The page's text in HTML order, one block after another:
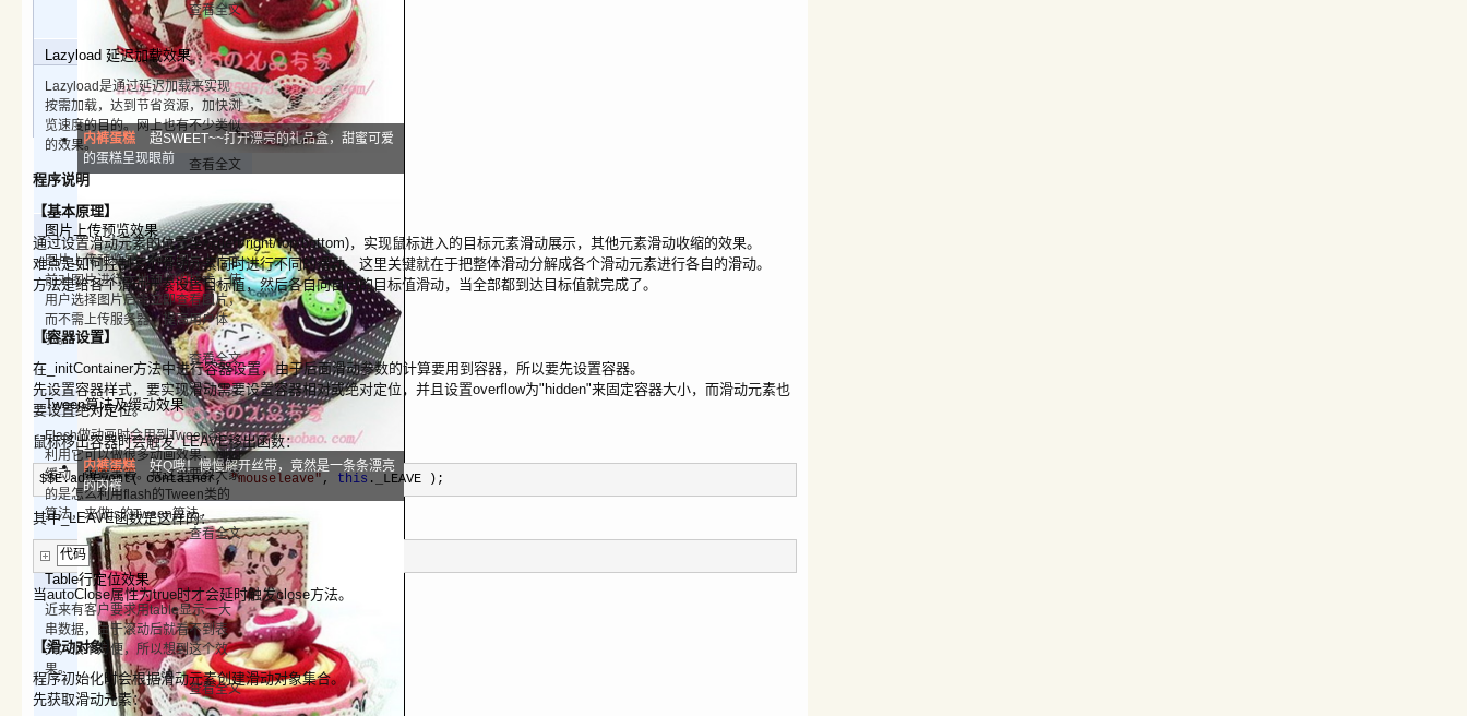
内裤蛋糕
超SWEET~~打开漂亮的礼品盒，甜蜜可爱
的蛋糕呈现眼前
内裤蛋糕
好Q哦！慢慢解开丝带，竟然是一条条漂亮
的内裤
查看全文
Lazyload 延迟加载效果
Lazyload是通过延迟加载来实现
按需加载，达到节省资源，加快浏
览速度的目的。网上也有不少类似
的效果。
查看全文
图片上传预览效果
图片上传预览是一种在图片上传之
前对图片进行本地预览的技术。使
用户选择图片后能立即查看图片，
而不需上传服务器，提高用户体
验。
查看全文
Tween算法及缓动效果
Flash做动画时会用到Tween类，
利用它可以做很多动画效果，例如
缓动、弹簧等等。我这里要教大家
的是怎么利用flash的Tween类的
算法，来做js的Tween算法。
查看全文
Table行定位效果
近来有客户要求用table显示一大
串数据，由于滚动后就看不到表
头，很不方便，所以想到这个效
果。
查看全文
程序说明
【基本原理】
通过设置滑动元素的位置坐标(left/right/top/bottom)，实现鼠标进入的目标元素滑动展示，其他元素滑动收缩的效果。
难点是如何控制多个滑动元素同时进行不同的滑动，这里关键就在于把整体滑动分解成各个滑动元素进行各自的滑动。
方法是给各个滑动元素设置目标值，然后各自向自己的目标值滑动，当全部都到达目标值就完成了。
【容器设置】
在_initContainer方法中进行容器设置，由于后面滑动参数的计算要用到容器，所以要先设置容器。
先设置容器样式，要实现滑动需要设置容器相对或绝对定位，并且设置overflow为"hidden"来固定容器大小，而滑动元素也
要设置绝对定位。
鼠标移出容器时会触发_LEAVE移出函数：
$$E.addEvent( container,"mouseleave" , this ._LEAVE );
其中_LEAVE函数是这样的：
代码
当autoClose属性为true时才会延时触发close方法。
【滑动对象】
程序初始化时会根据滑动元素创建滑动对象集合。
先获取滑动元素：